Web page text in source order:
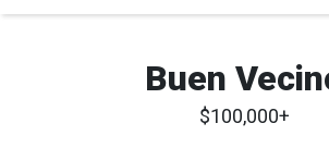
Buen
$100,000+